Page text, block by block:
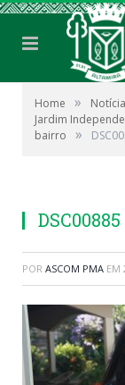
Home »
Jardim
bairro
»
DSC00885
POR ASCOM PMA EM